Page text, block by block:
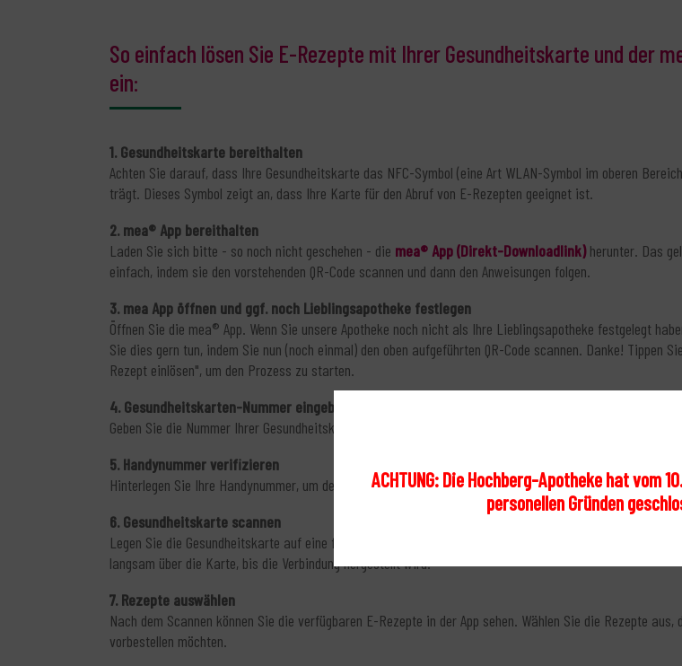
So einfach lösen Sie E-Rezepte mit Ihrer Gesundheitskarte und der
ein:
1. Gesundheitskarte bereithalten
Achten Sie darauf, dass Ihre Gesundheitskarte das NFC-Symbol (eine Art WLAN-Symbol im oberen
trägt. Dieses Symbol zeigt an, dass Ihre Karte für den Abruf von E-Rezepten geeignet ist.
2. mea® App bereithalten
Laden Sie sich bitte - so noch nicht geschehen - die mea® App (Direkt-Downloadlink)herunter. Das
einfach, indem sie den vorstehenden QR-Code scannen und dann den Anweisungen folgen.
3. mea App öffnen und ggf. noch Lieblingsapotheke festlegen
Öffnen Sie die mea® App. Wenn Sie unsere Apotheke noch nicht als Ihre Lieblingsapotheke festgelegt
Sie dies gern tun, indem Sie nun (noch einmal) den oben aufgeführten QR-Code scannen. Danke! Tippen
Rezept einlösen", um den Prozess zu starten.
4. Gesundheitskarten-Nummer eingeben
Geben Sie die Nummer Ihrer Gesundheitskarte in das dafür vorgesehene Feld ein und senden Sie sie ab.
5. Handynummer verifizieren
Hinterlegen Sie Ihre Handynummer, um den Bestätigungscode zu erhalten. Dieser Code wird Ihnen per
6. Gesundheitskarte scannen
Legen Sie die Gesundheitskarte auf eine flache Oberfläche. Halten Sie Ihr Smartphone mit aktivierter
langsam über die Karte, bis die Verbindung hergestellt wird.
7. Rezepte auswählen
Nach dem Scannen können Sie die verfügbaren E-Rezepte in der App sehen. Wählen Sie die Rezepte aus,
vorbestellen möchten.
ACHTUNG: Die Hochberg-Apotheke hat vom
personellen Gründen